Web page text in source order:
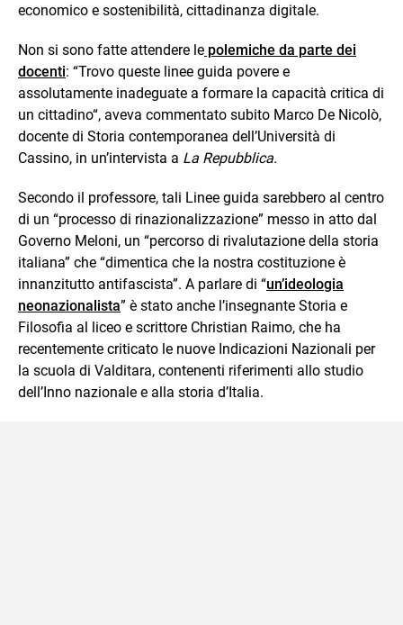
economico e sostenibilità, cittadinanza digitale.
Non si sono fatte attendere le polemiche da parte dei
docenti: “Trovo queste linee guida povere e
assolutamente inadeguate a formare la capacità critica di
un cittadino“, aveva commentato subito Marco De Nicolò,
docente di Storia contemporanea dell’Università di
Cassino, in un’intervista a La Repubblica.
Secondo il professore, tali Linee guida sarebbero al centro
di un “processo di rinazionalizzazione” messo in atto dal
Governo Meloni, un “percorso di rivalutazione della storia
italiana” che “dimentica che la nostra costituzione è
innanzitutto antifascista”. A parlare di “un’ideologia
neonazionalista” è stato anche l’insegnante Storia e
Filosofia al liceo e scrittore Christian Raimo, che ha
recentemente criticato le nuove Indicazioni Nazionali per
la scuola di Valditara, contenenti riferimenti allo studio
dell’Inno nazionale e alla storia d’Italia.